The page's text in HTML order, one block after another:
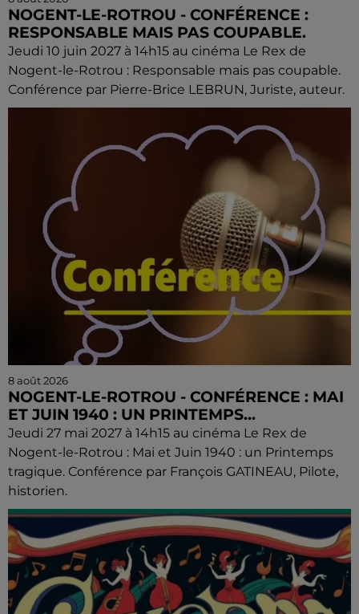
NOGENT-LE-ROTROU - CONFÉRENCE :
RESPONSABLE MAIS PAS COUPABLE.
Jeudi 10 juin 2027 à 14h15 au cinéma Le Rex de
Nogent-le-Rotrou : Responsable mais pas coupable.
Conférence par Pierre-Brice LEBRUN, Juriste, auteur.
8 août 2026
NOGENT-LE-ROTROU - CONFÉRENCE : MAI
ET JUIN 1940 : UN PRINTEMPS...
Jeudi 27 mai 2027 à 14h15 au cinéma Le Rex de
Nogent-le-Rotrou : Mai et Juin 1940 : un Printemps
tragique. Conférence par François GATINEAU, Pilote,
historien.